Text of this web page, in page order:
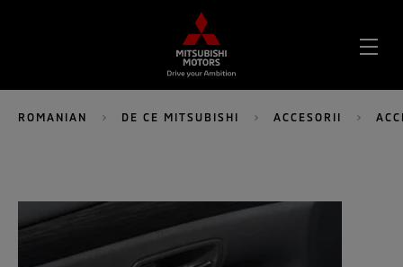
ROMANIAN DE CE MITSUBISHI ACCESORII